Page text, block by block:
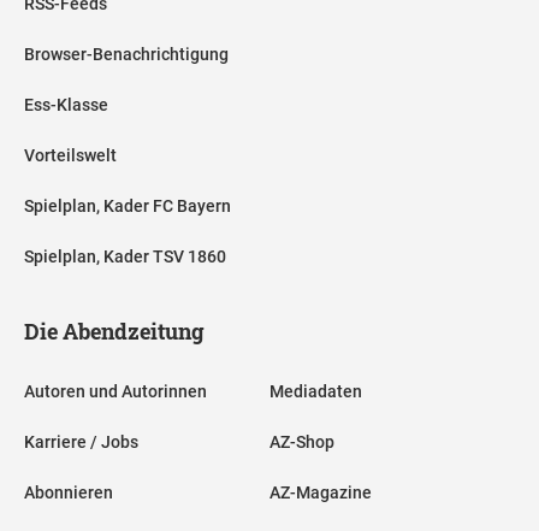
Browser-Benachrichtigung
Ess-Klasse
Vorteilswelt
Spielplan, Kader FC Bayern
Spielplan, Kader TSV 1860
Die Abendzeitung
Autoren und Autorinnen
Karriere / Jobs
Abonnieren
Mediadaten
AZ-Shop
AZ-Magazine